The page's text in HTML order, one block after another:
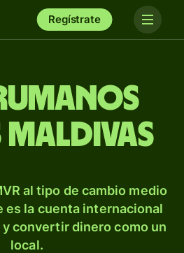
Regístrate
maldivas
al tipo de cambio medio
es la cuenta internacional
y convertir dinero como un
local.